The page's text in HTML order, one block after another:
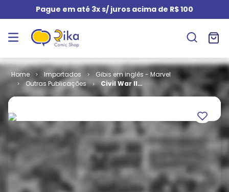
Pague em até 3x s/ juros acima de R$ 100
Importados
Gibis em inglês - Marvel
Outras Publicações
Civil War II
Kingpin # 3